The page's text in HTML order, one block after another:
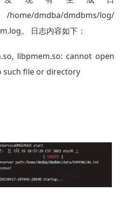
dmdbms/log/
。 日志内容如下：
libpmem.so: cannot open
such file or directory